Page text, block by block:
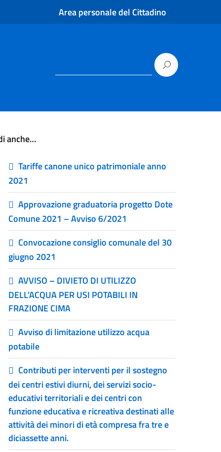
Area personale del Cittadino
anche…
Tariffe canone unico patrimoniale anno
2021
Approvazione graduatoria progetto Dote
Comune 2021 – Avviso 6/2021
Convocazione consiglio comunale del 30
giugno 2021
AVVISO – DIVIETO DI UTILIZZO
DELL’ACQUA PER USI POTABILI IN
FRAZIONE CIMA
Avviso di limitazione utilizzo acqua
potabile
Contributi per interventi per il sostegno
dei centri estivi diurni, dei servizi socio-
educativi territoriali e dei centri con
funzione educativa e ricreativa destinati alle
attività dei minori di età compresa fra tre e
diciassette anni.